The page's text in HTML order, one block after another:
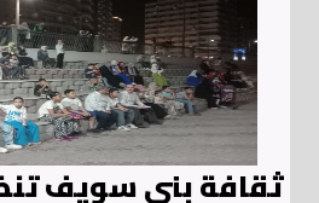
ثقافة بني سويف